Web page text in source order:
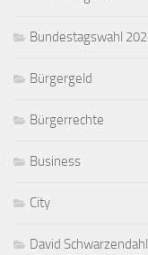
Bundestagswahl
Bürgergeld
Bürgerrechte
Business
City
David Schwarzendahl